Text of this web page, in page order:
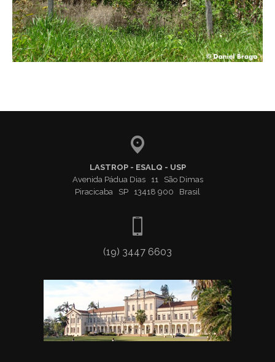
LASTROP - ESALQ - USP
Avenida Pádua Dias 11 São Dimas
Piracicaba SP 13418 900 Brasil
(19) 3447 6603